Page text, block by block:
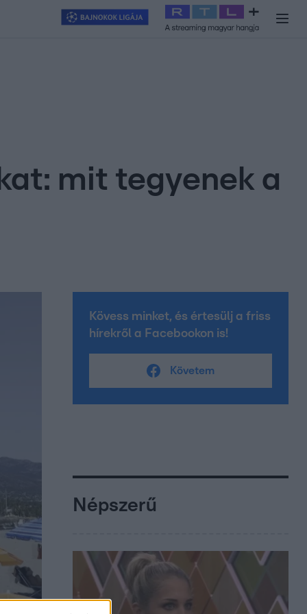
Exek csatája 2026 Celeb vagyok, ments ki innen
mit tegyenek a
Kövess minket, és értesülj a friss
hírekről a Facebookon is!
Követem
Népszerű